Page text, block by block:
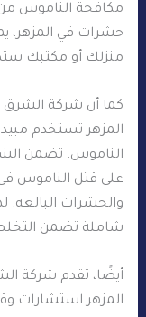
مكافحة الناموس
حشرات في المزهر،
منزلك أو مكتبك
كما أن شركة
المزهر تستخدم
الناموس. تضمن
على قتل الناموس
والحشرات
شاملة تضمن
أيضًا، تقدم شركة
المزهر استشارات